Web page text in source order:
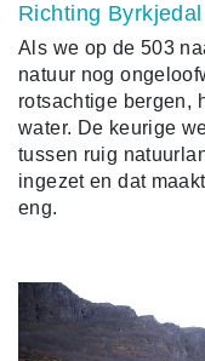
Richting Byrkjedal
Als we op de 503
natuur nog
rotsachtige bergen,
water. De keurige
tussen ruig
ingezet en dat
eng.